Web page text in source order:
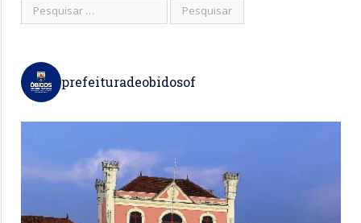
prefeituradeobidosof